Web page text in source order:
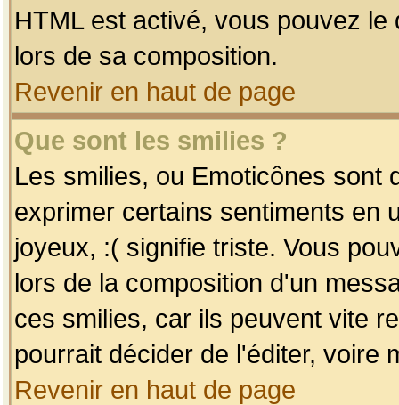
HTML est activé, vous pouvez
lors de sa composition.
Revenir en haut de page
Que sont les smilies ?
Les smilies, ou Emoticônes sont
exprimer certains sentiments en
joyeux, :( signifie triste. Vous
lors de la composition d'un
ces smilies, car ils peuvent vite
pourrait décider de l'éditer, voire
Revenir en haut de page